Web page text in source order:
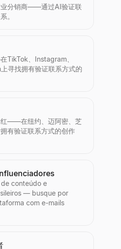
业分销商——通过AI验证联
。
TikTok、Instagram、
寻找拥有验证联系方式的
红——在纽约、迈阿密、芝
有验证联系方式的创作
conteúdo e
— busque por
com e-mails